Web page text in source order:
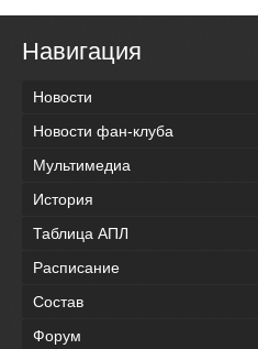
Навигация
Новости
Новости фан-клуба
Мультимедиа
История
Таблица АПЛ
Расписание
Состав
Форум